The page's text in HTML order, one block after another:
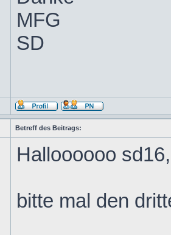
MFG
SD
Betreff des Beitrags:
Halloooooo sd16,
bitte mal den